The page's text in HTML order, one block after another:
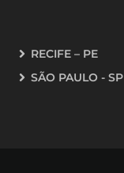
RECIFE – PE
SÃO PAULO - SP